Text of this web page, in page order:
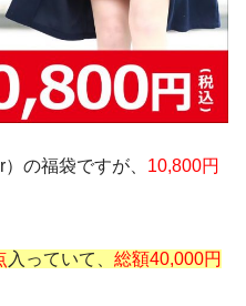
の福袋ですが、 10,800円
入っていて、 総額40,000円